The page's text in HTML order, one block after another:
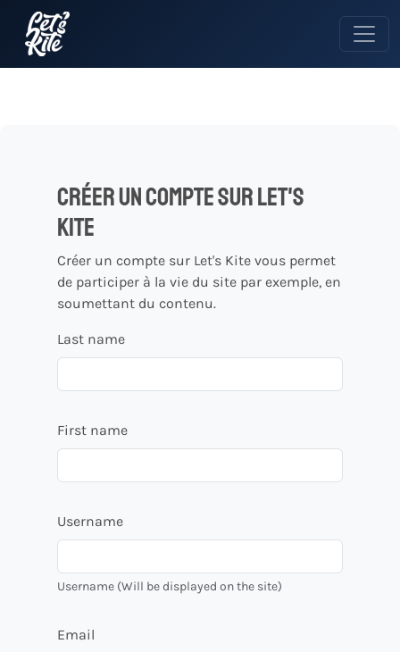
Créer un compte sur let's
kite
Créer un compte sur Let's Kite vous permet
de participer à la vie du site par exemple, en
soumettant du contenu.
Last name
First name
Username
Username (Will be displayed on the site)
Email